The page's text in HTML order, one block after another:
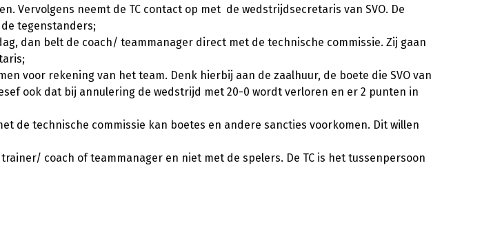
Vervolgens neemt de TC contact op met de wedstrijdsecretaris van SVO. De
tegenstanders;
dan belt de coach/ teammanager direct met de technische commissie. Zij gaan
voor rekening van het team. Denk hierbij aan de zaalhuur, de boete die SVO van
ook dat bij annulering de wedstrijd met 20-0 wordt verloren en er 2 punten in
de technische commissie kan boetes en andere sancties voorkomen. Dit willen
coach of teammanager en niet met de spelers. De TC is het tussenpersoon